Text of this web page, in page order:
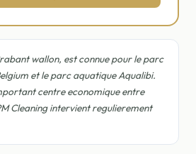
wallon, est connue pour le parc
et le parc aquatique Aqualibi.
centre economique entre
Cleaning intervient regulierement